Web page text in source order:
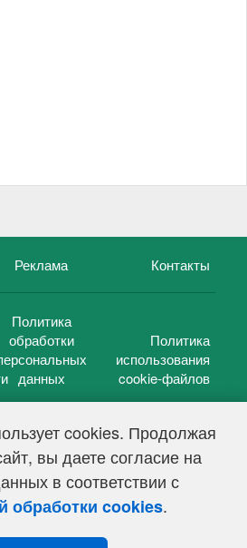
cookies. Продолжая
вы даете согласие на
в соответствии с
обработки cookies.
Реклама Контакты
Политика
обработки
данных
Политика
использования
cookie-файлов
2005 — 2026 г.
СМИ Эл № ФС 77-39848, выдано
надзору в сфере связи,
и массовых коммуникаций